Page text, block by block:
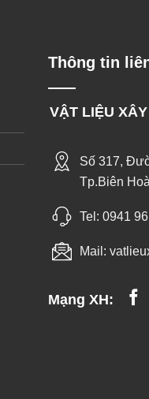
Thông tin
VẬT LIỆU
Số 317,
Tp.Biên
Tel: 0941
Mail:
Mạng XH: